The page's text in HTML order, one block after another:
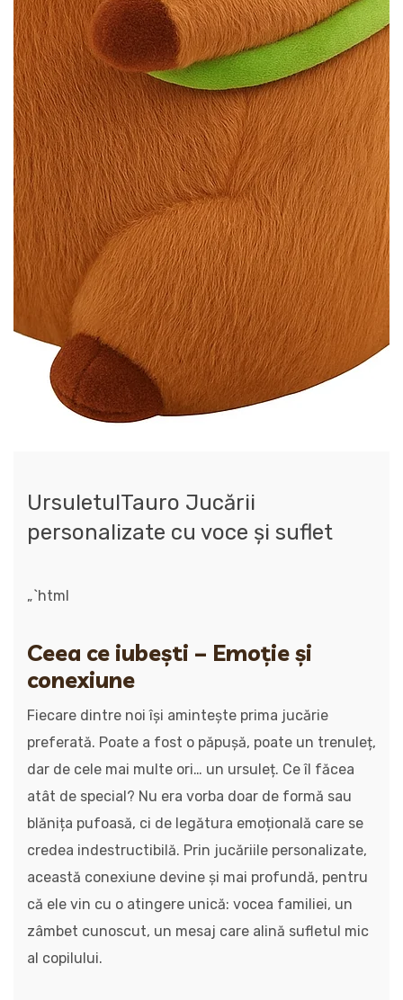
UrsuletulTauro Jucării
personalizate cu voce și suflet
„`html
Ceea ce iubești – Emoție și
conexiune
Fiecare dintre noi își amintește prima jucărie
preferată. Poate a fost o păpușă, poate un trenuleț,
dar de cele mai multe ori… un ursuleț. Ce îl făcea
atât de special? Nu era vorba doar de formă sau
blănița pufoasă, ci de legătura emoțională care se
credea indestructibilă. Prin jucăriile personalizate,
această conexiune devine și mai profundă, pentru
că ele vin cu o atingere unică: vocea familiei, un
zâmbet cunoscut, un mesaj care alină sufletul mic
al copilului.